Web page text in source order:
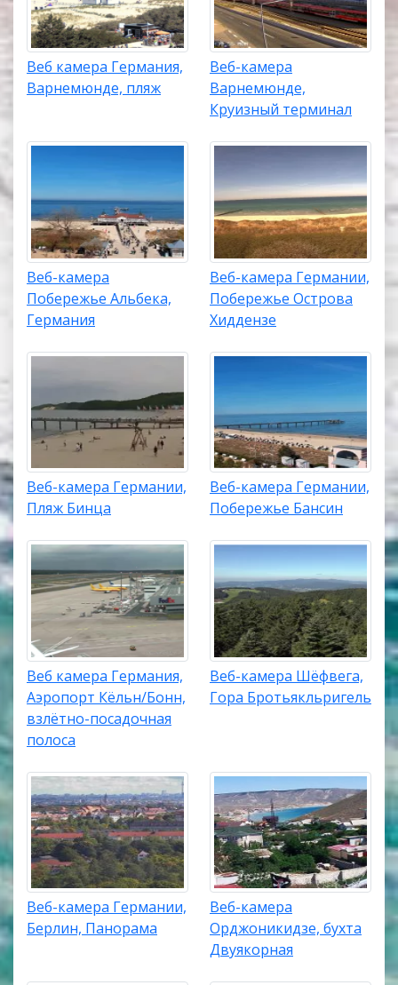
Веб камера Германия,
Варнемюнде, пляж
Веб-камера
Варнемюнде,
Круизный терминал
Веб-камера
Побережье Альбека,
Германия
Веб-камера Германии,
Побережье Острова
Хиддензе
Веб-камера Германии,
Пляж Бинца
Веб-камера Германии,
Побережье Бансин
Веб камера Германия,
Аэропорт Кёльн/Бонн,
взлётно-посадочная
полоса
Веб-камера Шёфвега,
Гора Бротьякльригель
Веб-камера Германии,
Берлин, Панорама
Веб-камера
Орджоникидзе, бухта
Двуякорная